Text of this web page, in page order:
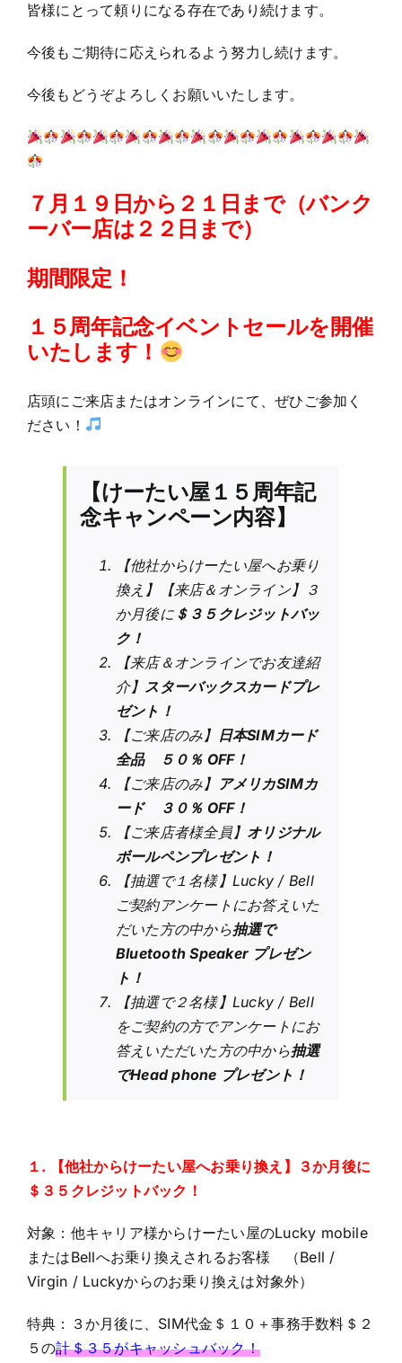
皆様にとって頼りになる存在であり続けます。
今後もご期待に応えられるよう努力し続けます。
今後もどうぞよろしくお願いいたします。
７月１９日から２１日まで（バンク
ーバー店は２２日まで）
期間限定！
１５周年記念イベントセールを開催
いたします！
店頭にご来店またはオンラインにて、ぜひご参加く
ださい！
【けーたい屋１５周年記
念キャンペーン内容】
【他社からけーたい屋へお乗り
換え】【来店＆オンライン】３
か月後に＄３５クレジットバッ
ク！
【来店＆オンラインでお友達紹
介】 スターバックスカードプレ
ゼント！
【ご来店のみ】 日本SIMカード
全品 ５０％ OFF！
【ご来店のみ】 アメリカSIMカ
ード ３０％ OFF！
【ご来店者様全員】 オリジナル
ボールペンプレゼント！
【抽選で１名様】Lucky / Bell
ご契約アンケートにお答えいた
だいた方の中から抽選で
Bluetooth Speaker プレゼン
ト！
【抽選で２名様】Lucky / Bell
をご契約の方でアンケートにお
答えいただいた方の中から抽選
でHead phone プレゼント！
１. 【他社からけーたい屋へお乗り換え】３か月後に
＄３５クレジットバック！
対象：他キャリア様からけーたい屋のLucky mobile
またはBellへお乗り換えされるお客様 （Bell /
Virgin / Luckyからのお乗り換えは対象外）
特典：３か月後に、SIM代金＄１０＋事務手数料＄２
５の計＄３５がキャッシュバック！